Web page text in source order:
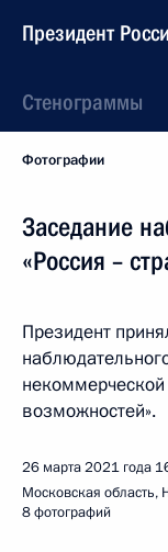
Президент
Стенограммы
Фотографии
Заседание
«Россия –
Президент
некоммерческой
возможностей».
26 марта 2021 года
Московская область,
8 фотографий